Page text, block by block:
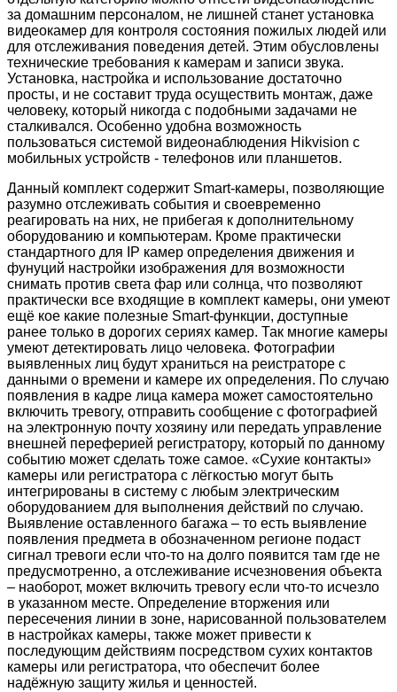
за домашним персоналом, не лишней станет установка
видеокамер для контроля состояния пожилых людей или
для отслеживания поведения детей. Этим обусловлены
технические требования к камерам и записи звука.
Установка, настройка и использование достаточно
просты, и не составит труда осуществить монтаж, даже
человеку, который никогда с подобными задачами не
сталкивался. Особенно удобна возможность
пользоваться системой видеонаблюдения Hikvision с
мобильных устройств - телефонов или планшетов.
Данный комплект содержит Smart-камеры, позволяющие
разумно отслеживать события и своевременно
реагировать на них, не прибегая к дополнительному
оборудованию и компьютерам. Кроме практически
стандартного для
IP камер определения движения и
фунуций настройки изображения для возможности
снимать против света фар или солнца, что позволяют
практически все входящие в комплект камеры, они умеют
ещё кое какие полезные Smart-функции, доступные
ранее только в дорогих сериях камер. Так многие камеры
умеют детектировать лицо человека. Фотографии
выявленных лиц будут храниться на реистраторе с
данными о времени и камере их определения. По случаю
появления в кадре лица камера может самостоятельно
включить тревогу, отправить сообщение с фотографией
на электронную почту хозяину или передать управление
внешней переферией регистратору, который по данному
событию может сделать тоже самое. «Сухие контакты»
камеры или регистратора с лёгкостью могут быть
интегрированы в систему с любым электрическим
оборудованием для выполнения действий по случаю.
Выявление оставленного багажа – то есть выявление
появления предмета в обозначенном регионе подаст
сигнал тревоги если что-то на долго появится там где не
предусмотренно, а отслеживание исчезновения объекта
– наоборот, может включить тревогу если что-то исчезло
в указанном месте. Определение вторжения или
пересечения линии в зоне, нарисованной пользователем
в настройках камеры, также может привести к
последующим действиям посредством сухих контактов
камеры или регистратора, что обеспечит более
надёжную защиту жилья и ценностей.